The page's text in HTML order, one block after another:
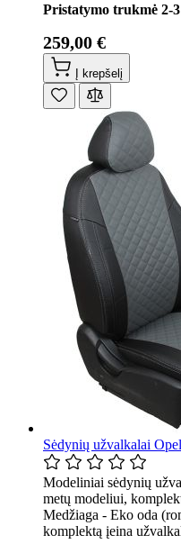
Pristatymo trukmė 2-3
259,00 €
Į krepšelį
Sėdynių užvalkalai
Modeliniai sėdynių
metų modeliui,
Medžiaga - Eko oda
komplektą įeina